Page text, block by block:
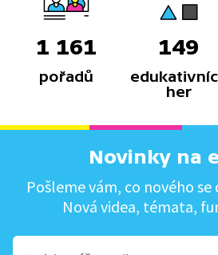
1 161
pořadů
149
her
Novinky na
Pošleme vám, co nového se
Nová videa, témata,